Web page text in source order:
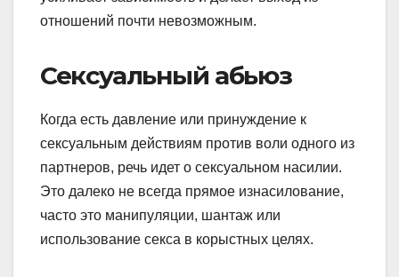
отношений почти невозможным.
Сексуальный абьюз
Когда есть давление или принуждение к
сексуальным действиям против воли одного из
партнеров, речь идет о сексуальном насилии.
Это далеко не всегда прямое изнасилование,
часто это манипуляции, шантаж или
использование секса в корыстных целях.